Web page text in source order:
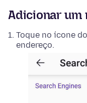
Adicionar um
Toque no ícone
endereço.